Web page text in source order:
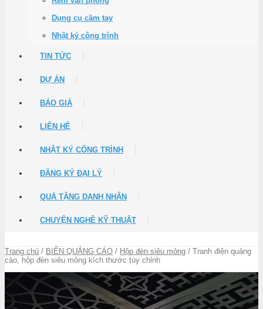
Dụng cụ cầm tay
Nhật ký công trình
TIN TỨC
DỰ ÁN
BÁO GIÁ
LIÊN HỆ
NHẬT KÝ CÔNG TRÌNH
ĐĂNG KÝ ĐẠI LÝ
QUÀ TẶNG DANH NHÂN
CHUYỆN NGHỀ KỸ THUẬT
Trang chủ / BIỂN QUẢNG CÁO / Hộp đèn siêu mỏng / Tranh điện quảng
cáo, hộp đèn siêu mỏng kích thước tùy chỉnh